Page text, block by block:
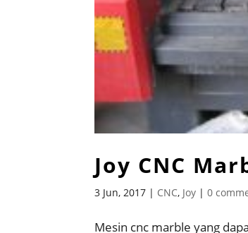
Joy CNC
3 Jun, 2017 | CNC, Joy |0
Mesin cnc marble yang